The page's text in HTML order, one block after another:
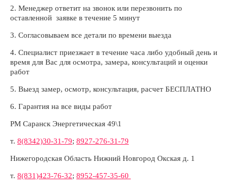
2. Менеджер ответит на звонок или перезвонить по
оставленной заявке в течение 5 минут
3. Согласовываем все детали по времени выезда
4. Специалист приезжает в течение часа либо удобный день и
время для Вас для осмотра, замера, консультаций и оценки
работ
5. Выезд замер, осмотр, консультация, расчет БЕСПЛАТНО
6. Гарантия на все виды работ
РМ Саранск Энергетическая 49\1
т. 8(8342)30-31-79; 8927-276-31-79
Нижегородская Область Нижний Новгород Окская д. 1
т. 8(831)423-76-32; 8952-457-35-60